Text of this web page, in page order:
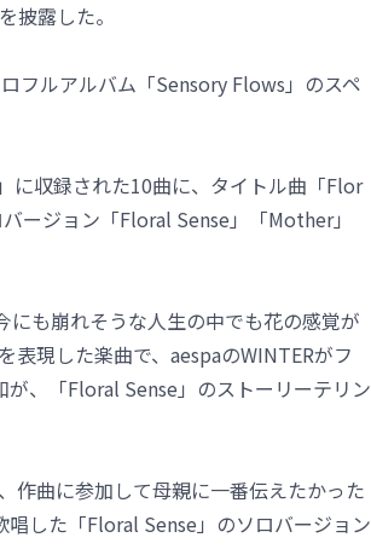
披露した。
フルアルバム「Sensory Flows」のスペ
に収録された10曲に、タイトル曲「Flor
ージョン「Floral Sense」「Mother」
も崩れそうな人生の中でも花の感覚が
表現した楽曲で、aespaのWINTERがフ
、「Floral Sense」のストーリーテリン
作曲に参加して母親に一番伝えたかった
した「Floral Sense」のソロバージョン